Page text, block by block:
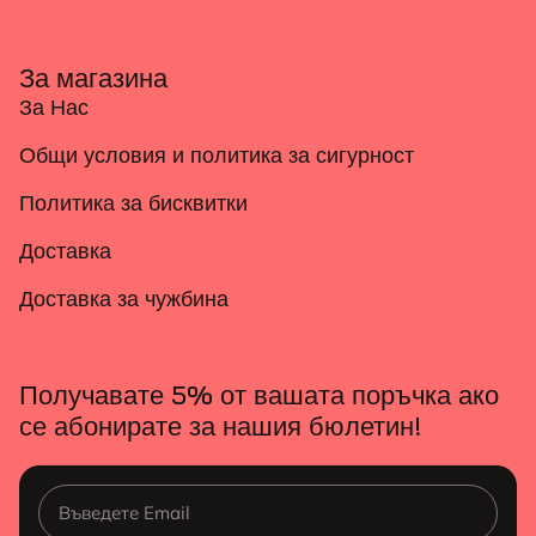
За магазина
За Нас
Общи условия и политика за сигурност
Политика за бисквитки
Доставка
Доставка за чужбина
Получавате 5% от вашата поръчка ако
се абонирате за нашия бюлетин!